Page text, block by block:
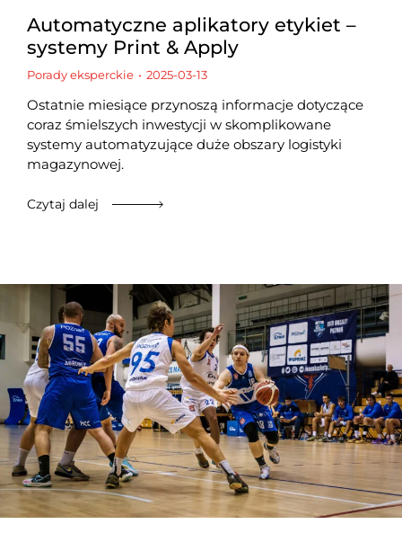
Automatyczne aplikatory etykiet –
systemy Print & Apply
Porady eksperckie 2025-03-13
Ostatnie miesiące przynoszą informacje dotyczące
coraz śmielszych inwestycji w skomplikowane
systemy automatyzujące duże obszary logistyki
magazynowej.
Czytaj dalej